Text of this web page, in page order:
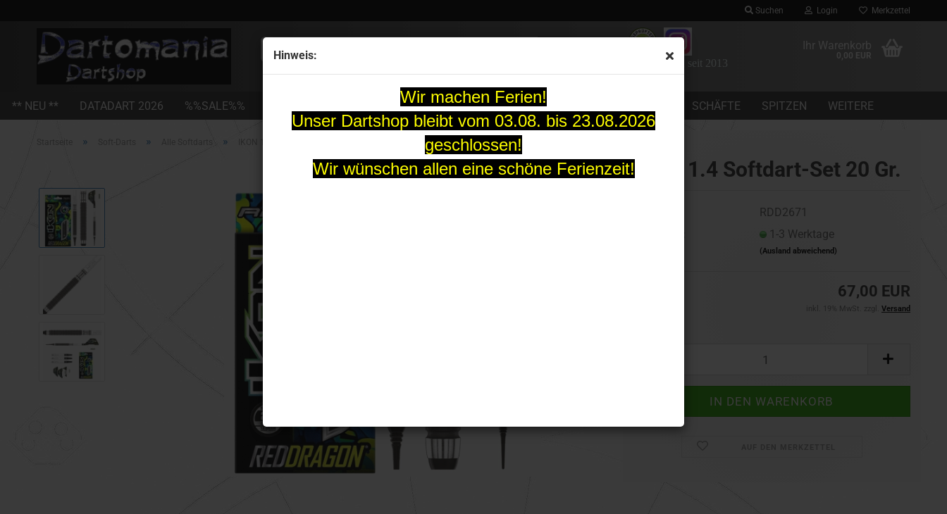
Hinweis:
Wir machen Ferien!
Unser Dartshop bleibt vom 03.08. bis 23.08.2026
geschlossen!
Wir wünschen allen eine schöne Ferienzeit!
Suchen Login Merkzettel
Alle
13 Jahre Dartomania seit 2013
Ihr Warenkorb
0,00 EUR
** NEU ** DATADART 2026 %%SALE%% SOFT-DARTS DARTBOARDS FLIGHTS SCHÄFTE SPITZEN WEITERE
» » »
IKON 1.4 Softdart-Set 20 Gr.
RDD2671
1-3 Werktage
(Ausland abweichend)
67,00 EUR
inkl. 19% MwSt. zzgl. Versand